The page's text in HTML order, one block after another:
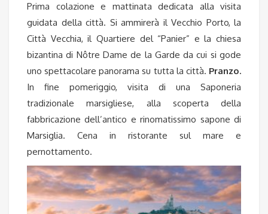
Prima colazione e mattinata dedicata alla visita
guidata della città. Si ammirerà il Vecchio Porto, la
Città Vecchia, il Quartiere del “Panier” e la chiesa
bizantina di Nôtre Dame de la Garde da cui si gode
uno spettacolare panorama su tutta la città. Pranzo.
In fine pomeriggio, visita di una Saponeria
tradizionale marsigliese, alla scoperta della
fabbricazione dell’antico e rinomatissimo sapone di
Marsiglia. Cena in ristorante sul mare e
pernottamento.